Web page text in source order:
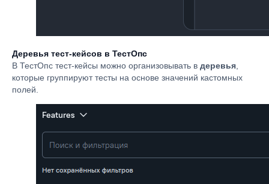
Деревья тест-кейсов в ТестОпс
В ТестОпс тест-кейсы можно организовывать в деревья
которые группируют тесты на основе значений кастомных
полей.